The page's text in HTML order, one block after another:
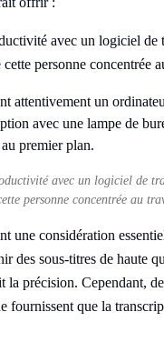
avec un logiciel de
personne concentrée
avec un logiciel de
personne concentrée au
une considération
des sous-titres de haute
la précision. Cependant,
fournissent que la